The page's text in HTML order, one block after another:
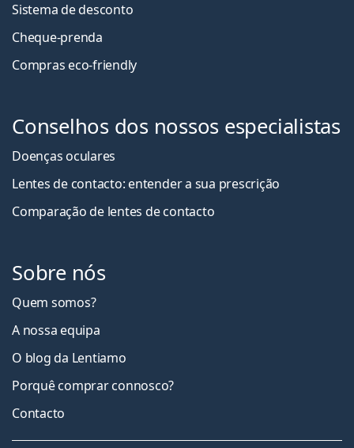
Sistema de desconto
Cheque-prenda
Compras eco-friendly
Conselhos dos nossos especialistas
Doenças oculares
Lentes de contacto: entender a sua prescrição
Comparação de lentes de contacto
Sobre nós
Quem somos?
A nossa equipa
O blog da Lentiamo
Porquê comprar connosco?
Contacto